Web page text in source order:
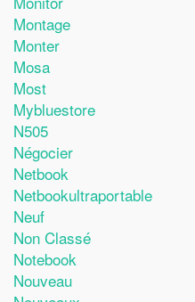
Montage
Monter
Mosa
Most
Mybluestore
N505
Négocier
Netbook
Netbookultraportable
Neuf
Non Classé
Notebook
Nouveau